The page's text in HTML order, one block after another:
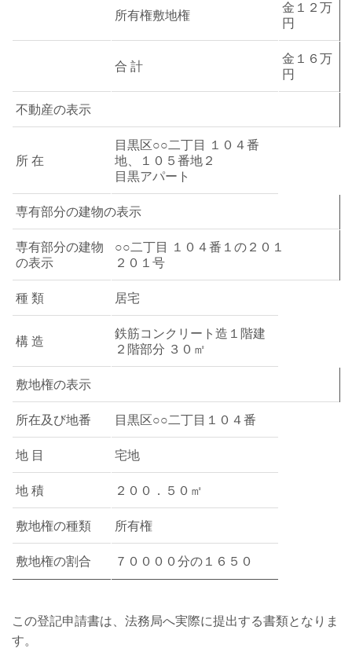
所有権敷地権
金１２万
円
合 計
金１６万
円
不動産の表示
所 在
目黒区○○二丁目 １０４番
地、１０５番地２
目黒アパート
専有部分の建物の表示
専有部分の建物
の表示
○○二丁目 １０４番１の２０１
２０１号
種 類 居宅
構 造
鉄筋コンクリート造１階建
２階部分 ３０㎡
敷地権の表示
所在及び地番 目黒区○○二丁目１０４番
地 目 宅地
地 積 ２００．５０㎡
敷地権の種類 所有権
敷地権の割合 ７００００分の１６５０
この登記申請書は、法務局へ実際に提出する書類となりま
す。